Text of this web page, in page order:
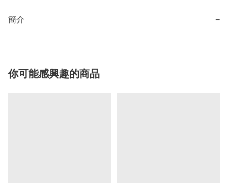
簡介 −
你可能感興趣的商品